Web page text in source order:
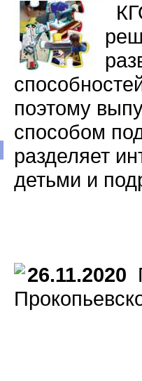
поэтому
способом
разделяет
детьми и
26.11.2020